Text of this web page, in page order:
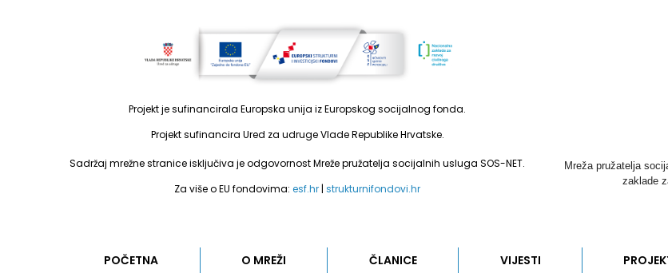
Projekt je sufinancirala Europska unija iz Europskog socijalnog fonda.
Projekt sufinancira Ured za udruge Vlade Republike Hrvatske.
Sadržaj mrežne stranice isključiva je odgovornost Mreže pružatelja socijalnih usluga SOS-NET.
Za više o EU fondovima: esf.hr | strukturnifondovi.hr
Mreža pružatelja
zaklade
POČETNA O MREŽI ČLANICE VIJESTI